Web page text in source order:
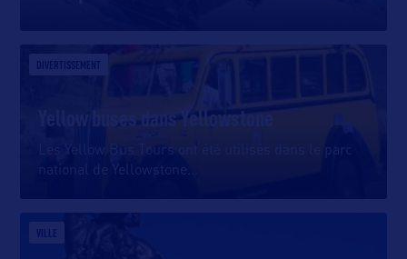
DIVERTISSEMENT
Yellow buses dans Yellowstone
Les Yellow Bus Tours ont été utilisés dans le parc
national de Yellowstone
VILLE